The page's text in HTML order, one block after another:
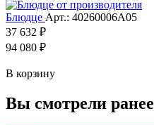
Блюдце Арт.: 40260006А05
37 632 ₽
94 080 ₽
В корзину
Вы смотрели ранее